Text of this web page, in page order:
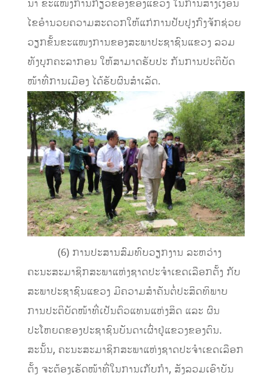
ນໍາ ຂະແໜງການກ່ຽວຂ້ອງຂອງແຂວງ ໃນການສ້າງເງື່ອນ
ໄຂອໍານວຍຄວາມສະດວກໃຫ້ແກ່ການປັບປຸງກົງຈັກຊ່ວຍ
ວຽກຂັ້ນຂະແໜງການຂອງສະພາປະຊາຊົນແຂວງ ລວມ
ທັງບຸກຄະລາກອນ ໃຫ້ສາມາດຮັບປະ ກັນການປະຕິບັດ
ໜ້າທີ່ການເມືອງ ໄດ້ຮັບຜົນສໍາເລັດ.
(6) ການປະສານສົມທົບວຽກງານ ລະຫວ່າງ
ຄະນະສະມາຊິກສະພາແຫ່ງຊາດປະຈໍາເຂດເລືອກຕັ້ງ ກັບ
ສະພາປະຊາຊົນແຂວງ ມີຄວາມສໍາຄັນຕໍ່ປະສິດທິພາບ
ການປະຕິບັດໜ້າທີ່ເປັນຕົວແທນແຫ່ງສິດ ແລະ ຜົນ
ປະໂຫຍດຂອງປະຊາຊົນບັນດາເຜົ່າຢູ່ແຂວງຂອງຕົນ.
ສະນັ້ນ, ຄະນະສະມາຊິກສະພາແຫ່ງຊາດປະຈໍາເຂດເລືອກ
ຕັ້ງ ຈະຕ້ອງເຮັດໜ້າທີ່ໃນການເກັບກໍາ, ສັງລວມເອົາບັນ